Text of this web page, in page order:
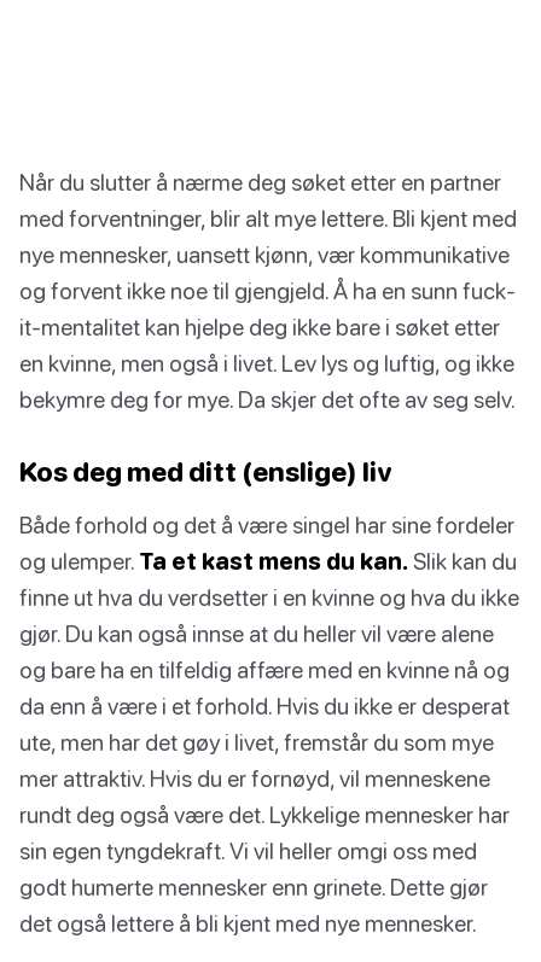
Når du slutter å nærme deg søket etter en partner
med forventninger, blir alt mye lettere. Bli kjent med
nye mennesker, uansett kjønn, vær kommunikative
og forvent ikke noe til gjengjeld. Å ha en sunn fuck-
it-mentalitet kan hjelpe deg ikke bare i søket etter
en kvinne, men også i livet. Lev lys og luftig, og ikke
bekymre deg for mye. Da skjer det ofte av seg selv.
Kos deg med ditt (enslige) liv
Både forhold og det å være singel har sine fordeler
og ulemper. Ta et kast mens du kan. Slik kan du
finne ut hva du verdsetter i en kvinne og hva du ikke
gjør. Du kan også innse at du heller vil være alene
og bare ha en tilfeldig affære med en kvinne nå og
da enn å være i et forhold. Hvis du ikke er desperat
ute, men har det gøy i livet, fremstår du som mye
mer attraktiv. Hvis du er fornøyd, vil menneskene
rundt deg også være det. Lykkelige mennesker har
sin egen tyngdekraft. Vi vil heller omgi oss med
godt humerte mennesker enn grinete. Dette gjør
det også lettere å bli kjent med nye mennesker.